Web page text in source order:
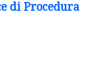
di Procedura